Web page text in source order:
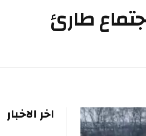
طارئ
اخر الاخبار